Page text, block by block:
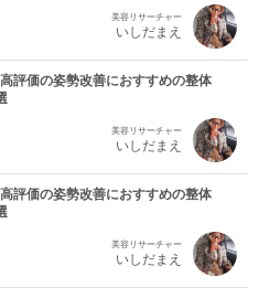
美容リサーチャー
いしだまえ
評価の姿勢改善におすすめの整体
美容リサーチャー
いしだまえ
評価の姿勢改善におすすめの整体
美容リサーチャー
いしだまえ